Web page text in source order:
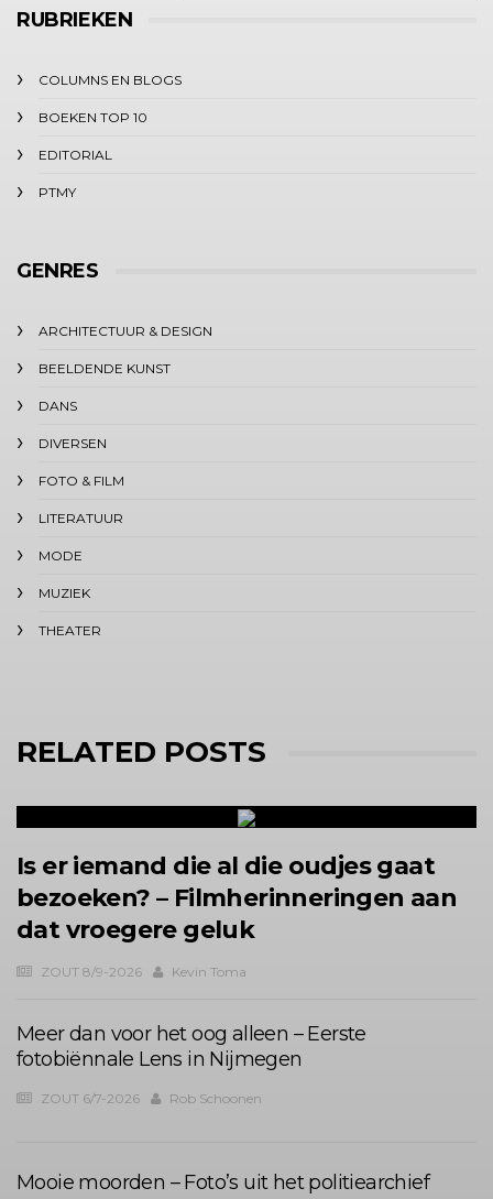
RUBRIEKEN
COLUMNS EN BLOGS
BOEKEN TOP 10
EDITORIAL
PTMY
GENRES
ARCHITECTUUR & DESIGN
BEELDENDE KUNST
DANS
DIVERSEN
FOTO & FILM
LITERATUUR
MODE
MUZIEK
THEATER
RELATED POSTS
Is er iemand die al die oudjes gaat
bezoeken? – Filmherinneringen aan
dat vroegere geluk
ZOUT 8/9-2026 Kevin Toma
Meer dan voor het oog alleen – Eerste
fotobiënnale Lens in Nijmegen
ZOUT 6/7-2026 Rob Schoonen
Mooie moorden – Foto’s uit het politiearchief